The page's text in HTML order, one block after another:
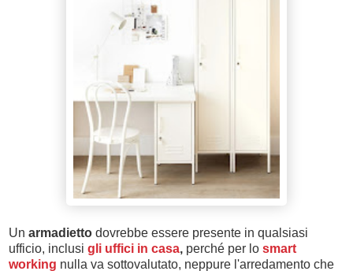
Un armadietto dovrebbe essere presente in qualsiasi
ufficio, inclusi gli uffici in casa, perché per lo smart
working nulla va sottovalutato, neppure l'arredamento che